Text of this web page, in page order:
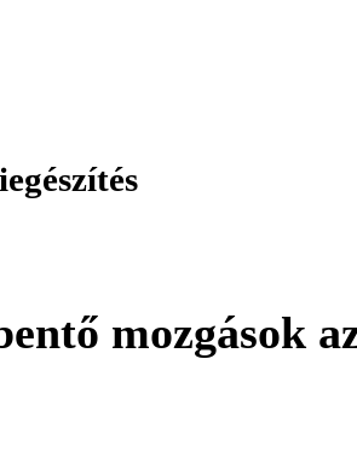
mozgások